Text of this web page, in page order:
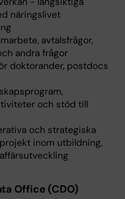
näringslivet
avtalsfrågor,
andra frågor
doktorander, postdocs
och stöd till
och strategiska
inom utbildning,
Office (CDO)